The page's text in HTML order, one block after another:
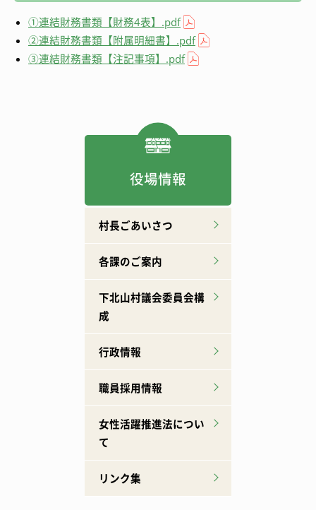
①連結財務書類【財務4表】.pdf
②連結財務書類【附属明細書】.pdf
③連結財務書類【注記事項】.pdf
役場情報
村長ごあいさつ
各課のご案内
下北山村議会委員会構
成
行政情報
職員採用情報
女性活躍推進法につい
て
リンク集